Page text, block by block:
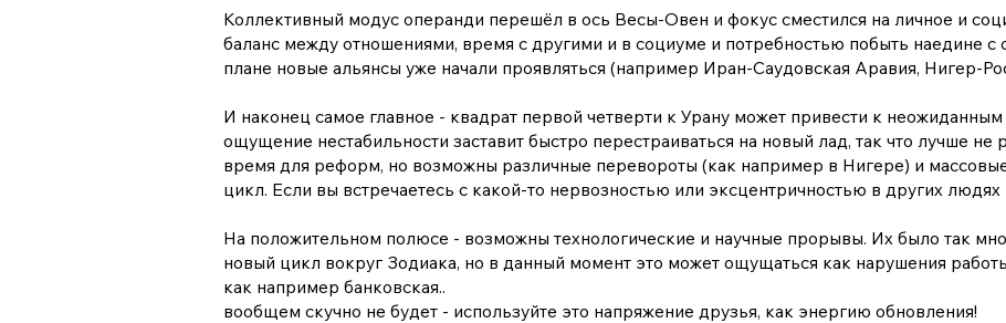
Коллективный модус операнди перешёл в ось Весы-Овен и фокус сместился на личное и
баланс между отношениями, время с другими и в социуме и потребностью побыть наедине с
плане новые альянсы уже начали проявляться (например Иран-Саудовская Аравия, Нигер-
И наконец самое главное - квадрат первой четверти к Урану может привести к
ощущение нестабильности заставит быстро перестраиваться на новый лад, так что лучше не
время для реформ, но возможны различные перевороты (как например в Нигере) и
цикл. Если вы встречаетесь с какой-то нервозностью или эксцентричностью в других людях
На положительном полюсе - возможны технологические и научные прорывы. Их было так
новый цикл вокруг Зодиака, но в данный момент это может ощущаться как нарушения
как например банковская..
вообщем скучно не будет - используйте это напряжение друзья, как энергию обновления!